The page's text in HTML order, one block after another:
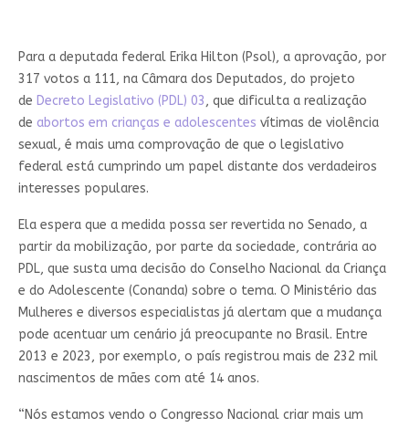
Para a deputada federal Erika Hilton (Psol), a aprovação, por
317 votos a 111, na Câmara dos Deputados, do projeto
de Decreto Legislativo (PDL) 03, que dificulta a realização
de abortos em crianças e adolescentes vítimas de violência
sexual, é mais uma comprovação de que o legislativo
federal está cumprindo um papel distante dos verdadeiros
interesses populares.
Ela espera que a medida possa ser revertida no Senado, a
partir da mobilização, por parte da sociedade, contrária ao
PDL, que susta uma decisão do Conselho Nacional da Criança
e do Adolescente (Conanda) sobre o tema. O Ministério das
Mulheres e diversos especialistas já alertam que a mudança
pode acentuar um cenário já preocupante no Brasil. Entre
2013 e 2023, por exemplo, o país registrou mais de 232 mil
nascimentos de mães com até 14 anos.
“Nós estamos vendo o Congresso Nacional criar mais um